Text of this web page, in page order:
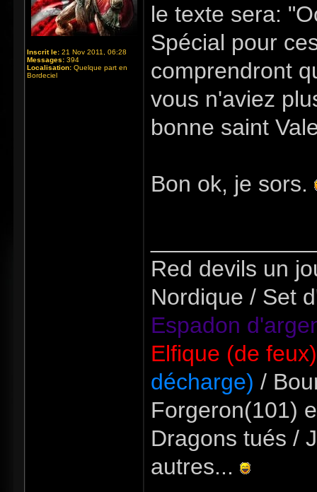
Inscrit le: 21 Nov 2011, 06:28
Messages: 394
Localisation: Quelque part en
Bordeciel
le texte sera:
Spécial pour
comprendront
vous n'aviez
bonne saint
Bon ok, je sors.
Red devils un
Nordique / Set
Espadon
Elfique (de
décharge) /
Forgeron(101)
Dragons tués /
autres...